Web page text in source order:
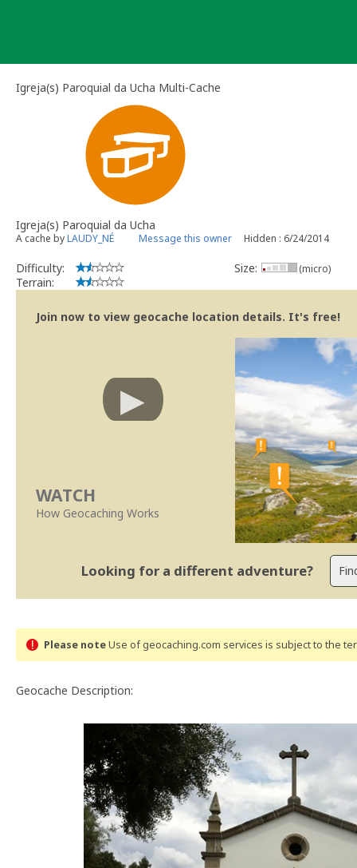
Igreja(s) Paroquial da Ucha Multi-Cache
Igreja(s) Paroquial da Ucha
A cache byLAUDY_NÉ Message this owner Hidden : 6/24/2014
Difficulty:
Terrain:
Size: (micro)
Join now to view geocache location details. It's free!
WATCH
How Geocaching Works
Looking for a different adventure?
Please noteUse of geocaching.com services is subject to the
Geocache Description: